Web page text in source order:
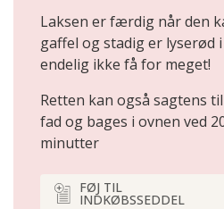
Laksen er færdig når den
gaffel og stadig er lyserød
endelig ikke få for meget!
Retten kan også sagtens
fad og bages i ovnen ved
minutter
FØJ TIL
INDKØBSSEDDEL